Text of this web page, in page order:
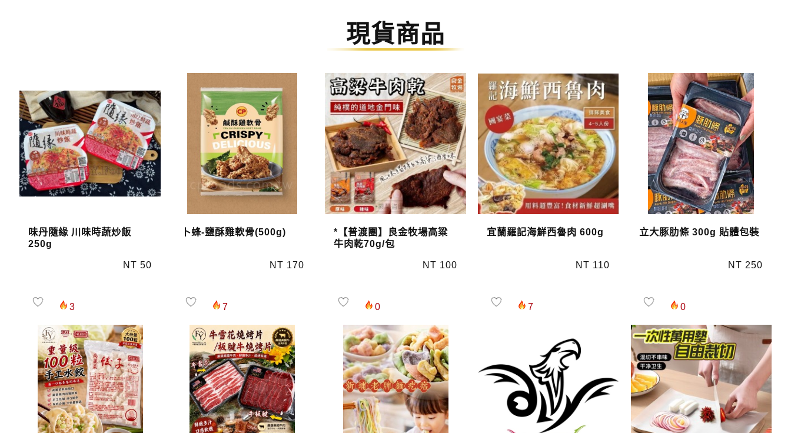
現貨商品
味丹隨緣 川味時蔬炒飯
250g
NT 50
3
卜蜂-鹽酥雞軟骨(500g)
NT 170
7
*【普渡團】良金牧場高粱
牛肉乾70g/包
NT 100
0
宜蘭羅記海鮮西魯肉 600g
NT 110
7
立大豚肋條 300g 貼體包裝
NT 250
0